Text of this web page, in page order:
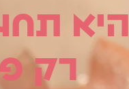
היא
רק